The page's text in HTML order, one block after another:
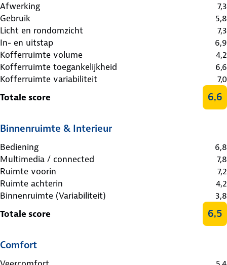
Afwerking
7,3
Gebruik
5,8
Licht en rondomzicht
7,3
In- en uitstap
6,9
Kofferruimte volume
4,2
Kofferruimte toegankelijkheid
6,6
Kofferruimte variabiliteit
7,0
Totale score
6,6
Binnenruimte & Interieur
Bediening
6,8
Multimedia / connected
7,8
Ruimte voorin
7,2
Ruimte achterin
4,2
Binnenruimte (Variabiliteit)
3,8
Totale score
6,5
Comfort